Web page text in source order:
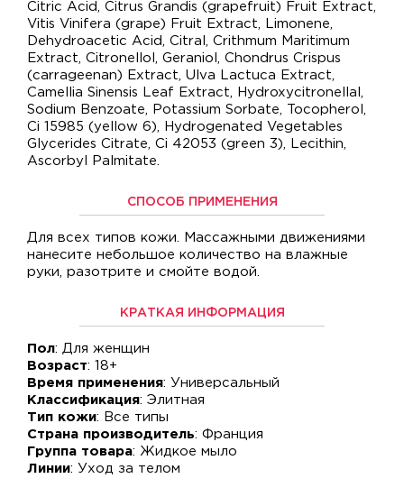
Citric Acid, Citrus Grandis (grapefruit) Fruit Extract,
Vitis Vinifera (grape) Fruit Extract, Limonene,
Dehydroacetic Acid, Citral, Crithmum Maritimum
Extract, Citronellol, Geraniol, Chondrus Crispus
(carrageenan) Extract, Ulva Lactuca Extract,
Camellia Sinensis Leaf Extract, Hydroxycitronellal,
Sodium Benzoate, Potassium Sorbate, Tocopherol,
Ci 15985 (yellow 6), Hydrogenated Vegetables
Glycerides Citrate, Ci 42053 (green 3), Lecithin,
Ascorbyl Palmitate.
СПОСОБ ПРИМЕНЕНИЯ
Для всех типов кожи. Массажными движениями
нанесите небольшое количество на влажные
руки, разотрите и смойте водой.
КРАТКАЯ ИНФОРМАЦИЯ
Пол: Для женщин
Возраст: 18+
Время применения: Универсальный
Классификация: Элитная
Тип кожи: Все типы
Страна производитель: Франция
Группа товара: Жидкое мыло
Линии: Уход за телом